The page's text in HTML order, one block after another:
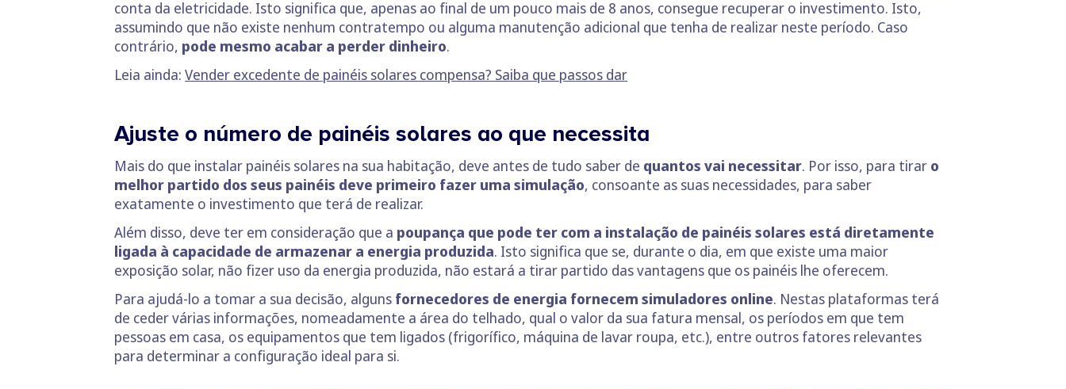
conta da eletricidade. Isto significa que, apenas ao final de um pouco mais de 8 anos, consegue recuperar o investimento. Isto,
assumindo que não existe nenhum contratempo ou alguma manutenção adicional que tenha de realizar neste período. Caso
contrário, pode mesmo acabar a perder dinheiro.
Leia ainda: Vender excedente de painéis solares compensa? Saiba que passos dar
Ajuste o número de painéis solares ao que necessita
Mais do que instalar painéis solares na sua habitação, deve antes de tudo saber de quantos vai necessitar. Por isso, para tirar o
melhor partido dos seus painéis deve primeiro fazer uma simulação, consoante as suas necessidades, para saber
exatamente o investimento que terá de realizar.
Além disso, deve ter em consideração que a poupança que pode ter com a instalação de painéis solares está diretamente
ligada à capacidade de armazenar a energia produzida. Isto significa que se, durante o dia, em que existe uma maior
exposição solar, não fizer uso da energia produzida, não estará a tirar partido das vantagens que os painéis lhe oferecem.
Para ajudá-lo a tomar a sua decisão, alguns fornecedores de energia fornecem simuladores online. Nestas plataformas terá
de ceder várias informações, nomeadamente a área do telhado, qual o valor da sua fatura mensal, os períodos em que tem
pessoas em casa, os equipamentos que tem ligados (frigorífico, máquina de lavar roupa, etc.), entre outros fatores relevantes
para determinar a configuração ideal para si.